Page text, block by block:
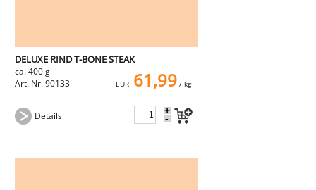
DELUXE RIND T-BONE STEAK
ca. 400 g
Art. Nr. 90133
EUR 61,99/ kg
Details +
-